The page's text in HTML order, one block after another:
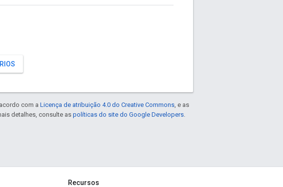
com a Licença de atribuição 4.0 do Creative Commons, e as
detalhes, consulte aspolíticas do site do Google Developers.
Recursos